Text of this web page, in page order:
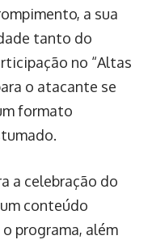
a sua
tanto do
no “Altas
o atacante se
formato
a celebração do
conteúdo
programa, além